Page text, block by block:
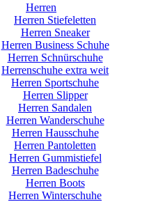
Herren
Herren Stiefeletten
Herren Sneaker
Herren Business Schuhe
Herren Schnürschuhe
Herrenschuhe extra weit
Herren Sportschuhe
Herren Slipper
Herren Sandalen
Herren Wanderschuhe
Herren Hausschuhe
Herren Pantoletten
Herren Gummistiefel
Herren Badeschuhe
Herren Boots
Herren Winterschuhe